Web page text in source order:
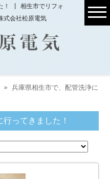
！ | 相生市でリフォ
式会社松原電気
» 兵庫県相生市で、配管洗浄に
ってきました！